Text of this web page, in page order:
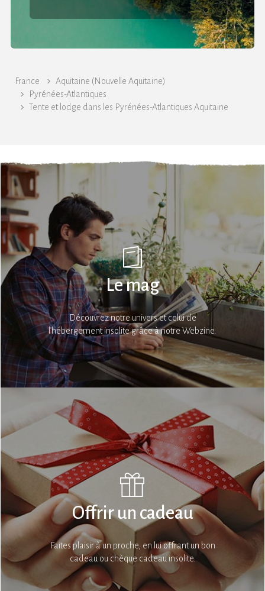
France
Aquitaine (Nouvelle Aquitaine)
Pyrénées-Atlantiques
Tente et lodge dans les Pyrénées-Atlantiques Aquitaine
Le mag
Découvrez notre univers et celui de
l’hébergement insolite grâce à notre Webzine.
Offrir un cadeau
Faites plaisir à un proche, en lui offrant un bon
cadeau ou chèque cadeau insolite.